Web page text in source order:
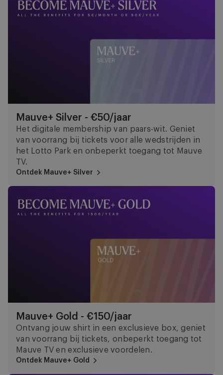
Mauve+ Silver - €50/jaar
Het digitale membership van paars-wit. Geniet
van voorrang bij tickets voor alle wedstrijden in
het Lotto Park en onbeperkt toegang tot Mauve
TV.
Ontdek Mauve+ Silver
Mauve+ Gold - €150/jaar
Mauve+ Gold - €150/jaar
Ontvang jouw shirt in een exclusieve box, geniet
van voorrang bij tickets, onbeperkt toegang tot
Mauve TV en exclusieve voordelen.
Ontdek Mauve+ Gold